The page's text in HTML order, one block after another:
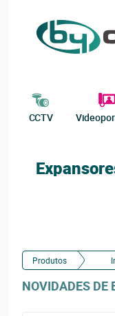
CCTV
Produtos
NOVIDADES DE